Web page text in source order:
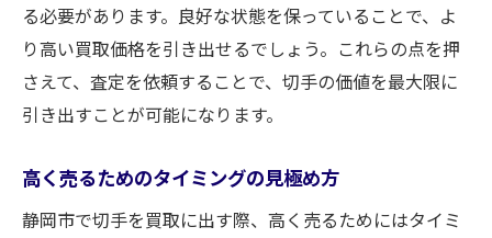
る必要があります。良好な状態を保っていることで、よ
り高い買取価格を引き出せるでしょう。これらの点を押
さえて、査定を依頼することで、切手の価値を最大限に
引き出すことが可能になります。
高く売るためのタイミングの見極め方
静岡市で切手を買取に出す際、高く売るためにはタイミ